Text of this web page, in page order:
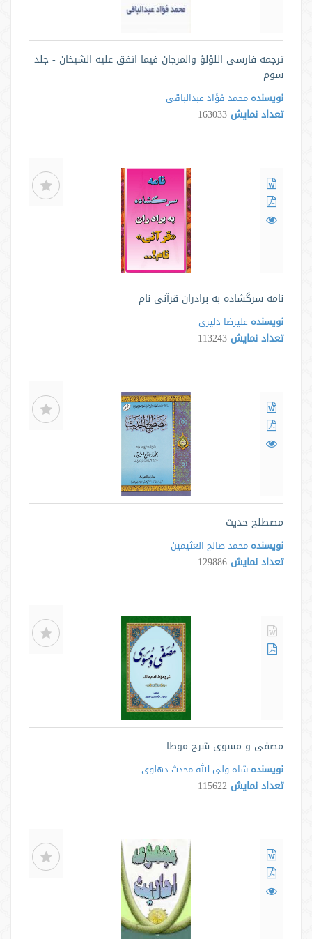
ترجمه فارسی اللؤلؤ والمرجان فیما اتفق علیه الشیخان - جلد
سوم
نویسنده محمد فؤاد عبدالباقی
تعداد نمایش 163033
نامه سرگشاده به برادران قرآنی نام
نویسنده علیرضا دلیری
تعداد نمایش 113243
مصطلح حدیث
نویسنده محمد صالح العثیمین
تعداد نمایش 129886
مصفی و مسوی شرح موطا
نویسنده شاه ولی الله محدث دهلوی
تعداد نمایش 115622